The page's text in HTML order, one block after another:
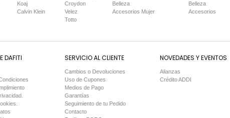
Koaj
Calvin Klein
Croydon
Velez
Totto
Belleza
Accesorios Mujer
Belleza
Accesorios
DAFITI SERVICIO AL CLIENTE
Cambios o Devoluciones
Uso de Cupones
Medios de Pago
Garantías
Seguimiento de tu Pedido
Contacto
NOVEDADES Y EVENTOS
Alianzas
Crédito ADDI